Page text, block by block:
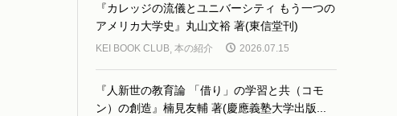
『カレッジの流儀とユニバーシティ もう一つの
アメリカ大学史』丸山文裕 著(東信堂刊)
KEI BOOK CLUB ,本の紹介 2026.07.15
『人新世の教育論 「借り」の学習と共（コモ
ン）の創造』楠見友輔 著(慶應義塾大学出版...